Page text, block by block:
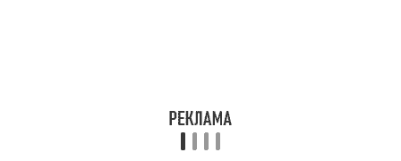
рассказать о них подробнее.